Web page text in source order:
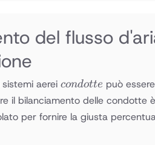
del flusso
aerei condotte
condotte può
il bilanciamento delle condotte
per fornire la giusta